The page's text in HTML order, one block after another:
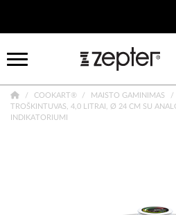
COOKART®
MAISTO GAMINIMAS
TROŠKINTUVAS, 4,0 LITRAI, Ø 24 CM SU
INDIKATORIUMI